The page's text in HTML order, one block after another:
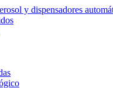
y dispensadores